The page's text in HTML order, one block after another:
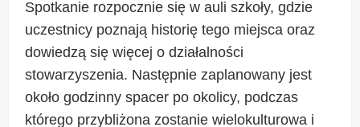
Spotkanie rozpocznie się w auli szkoły, gdzie
uczestnicy poznają historię tego miejsca oraz
dowiedzą się więcej o działalności
stowarzyszenia. Następnie zaplanowany jest
około godzinny spacer po okolicy, podczas
którego przybliżona zostanie wielokulturowa i